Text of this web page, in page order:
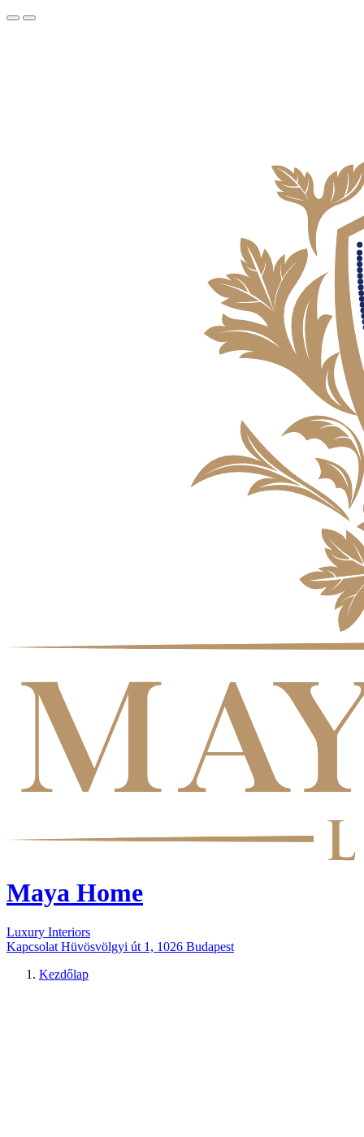
Maya Home
Luxury Interiors
Kapcsolat Hüvösvölgyi út 1, 1026 Budapest
Kezdőlap